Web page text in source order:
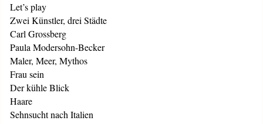
Let’s play
Zwei Künstler, drei Städte
Carl Grossberg
Paula Modersohn-Becker
Maler, Meer, Mythos
Frau sein
Der kühle Blick
Haare
Sehnsucht nach Italien